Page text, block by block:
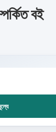
বই